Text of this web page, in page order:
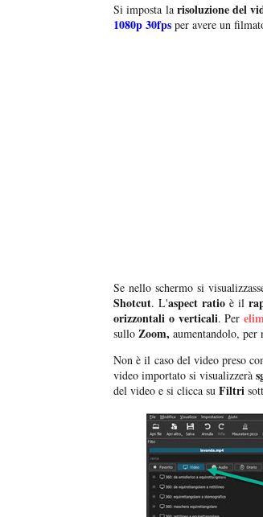
Si imposta la risoluzione del
1080p 30fps per avere un
Se nello schermo si
Shotcut. L'aspect ratio è il
orizzontali o verticali. Per
sullo Zoom, aumentandolo, per
Non è il caso del video preso
video importato si visualizzerà
del video e si clicca su Filtri